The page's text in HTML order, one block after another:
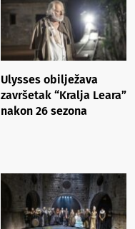
Ulysses obilježava
završetak “Kralja Leara”
nakon 26 sezona